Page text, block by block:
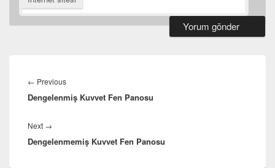
gezinmesi
← PreviousPrevious
post:
Dengelenmiş Kuvvet Fen Panosu
Next →
post:
Dengelenmemiş Kuvvet Fen Panosu